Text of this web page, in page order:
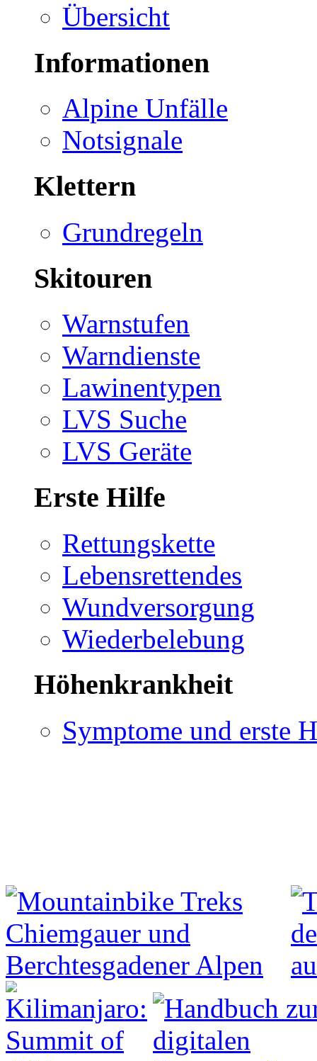
Übersicht
Informationen
Alpine Unfälle
Notsignale
Klettern
Grundregeln
Skitouren
Warnstufen
Warndienste
Lawinentypen
LVS Suche
LVS Geräte
Erste Hilfe
Rettungskette
Lebensrettendes
Wundversorgung
Wiederbelebung
Höhenkrankheit
Symptome und erste